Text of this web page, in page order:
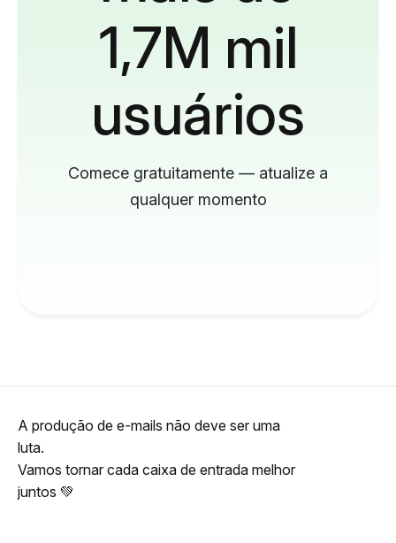
1,7M mil
usuários
Comece gratuitamente — atualize a
qualquer momento
A produção de e-mails não deve ser uma
luta.
Vamos tornar cada caixa de entrada melhor
juntos 💚